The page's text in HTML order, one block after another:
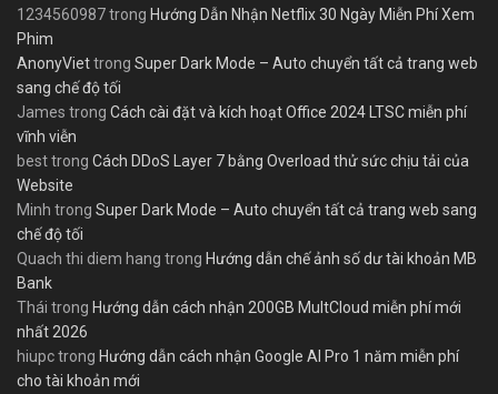
1234560987trong Hướng Dẫn Nhận Netflix 30 Ngày Miễn Phí Xem
Phim
AnonyViettrong Super Dark Mode – Auto chuyển tất cả trang web
sang chế độ tối
James trong Cách cài đặt và kích hoạt Office 2024 LTSC miễn phí
vĩnh viễn
besttrong Cách DDoS Layer 7 bằng Overload thử sức chịu tải của
Website
Minh trong Super Dark Mode – Auto chuyển tất cả trang web sang
chế độ tối
Quach thi diem hang trong Hướng dẫn chế ảnh số dư tài khoản MB
Bank
Thái trong Hướng dẫn cách nhận 200GB MultCloud miễn phí mới
nhất 2026
hiupctrong Hướng dẫn cách nhận Google AI Pro 1 năm miễn phí
cho tài khoản mới